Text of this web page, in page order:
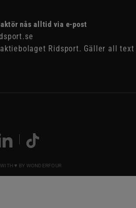
nås alltid via e-post
Ridsport. Gäller all text
♥ BY WONDERFOUR